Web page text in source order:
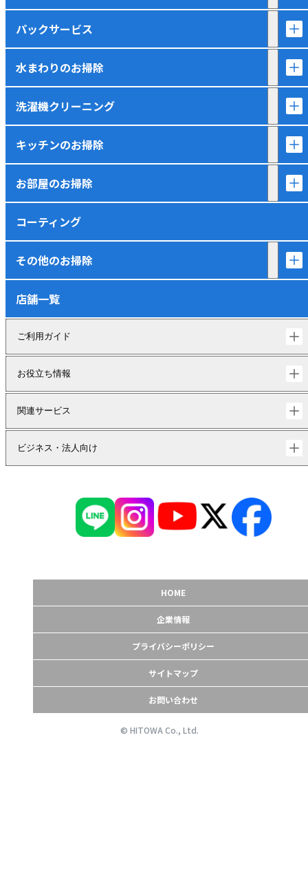
パックサービス
水まわりのお掃除
洗濯機クリーニング
キッチンのお掃除
お部屋のお掃除
コーティング
その他のお掃除
店舗一覧
ご利用ガイド
お役立ち情報
関連サービス
ビジネス・法人向け
HOME
企業情報
プライバシーポリシー
サイトマップ
お問い合わせ
© HITOWA Co., Ltd.